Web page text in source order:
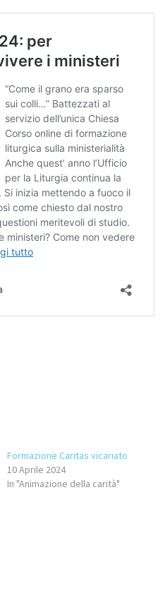
Formazione Caritas vicariato
10 Aprile 2024
In "Animazione della carità"